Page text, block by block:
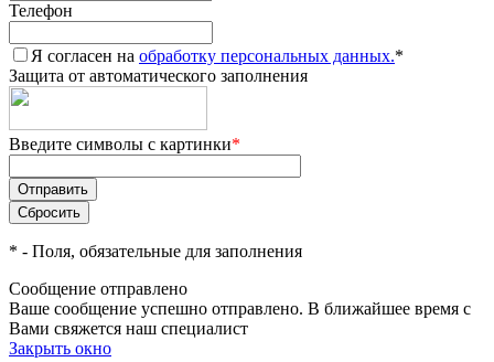
Телефон
Я согласен на обработку персональных данных.*
Защита от автоматического заполнения
Введите символы с картинки*
* - Поля, обязательные для заполнения
Сообщение отправлено
Ваше сообщение успешно отправлено. В ближайшее время с
Вами свяжется наш специалист
Закрыть окно